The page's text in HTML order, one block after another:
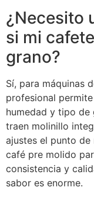
¿Necesito
si mi
grano?
Sí, para máquinas
profesional
humedad y tipo de
traen molinillo
ajustes el punto de
café pre molido
consistencia y
sabor es enorme.